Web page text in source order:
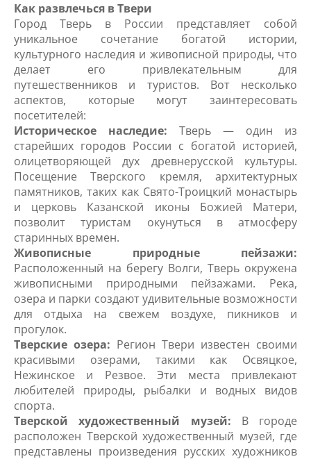
Как развлечься в Твери
Город Тверь в России представляет собой
уникальное сочетание богатой истории,
культурного наследия и живописной природы, что
делает его привлекательным для
путешественников и туристов. Вот несколько
аспектов, которые могут заинтересовать
посетителей:
Историческое наследие: Тверь — один из
старейших городов России с богатой историей,
олицетворяющей дух древнерусской культуры.
Посещение Тверского кремля, архитектурных
памятников, таких как Свято-Троицкий монастырь
и церковь Казанской иконы Божией Матери,
позволит туристам окунуться в атмосферу
старинных времен.
Живописные природные пейзажи:
Расположенный на берегу Волги, Тверь окружена
живописными природными пейзажами. Река,
озера и парки создают удивительные возможности
для отдыха на свежем воздухе, пикников и
прогулок.
Тверские озера: Регион Твери известен своими
красивыми озерами, такими как Освяцкое,
Нежинское и Резвое. Эти места привлекают
любителей природы, рыбалки и водных видов
спорта.
Тверской художественный музей: В городе
расположен Тверской художественный музей, где
представлены произведения русских художников